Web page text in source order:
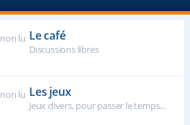
Le café
Discussions libres
Les jeux
Jeux divers, pour passer le temps...